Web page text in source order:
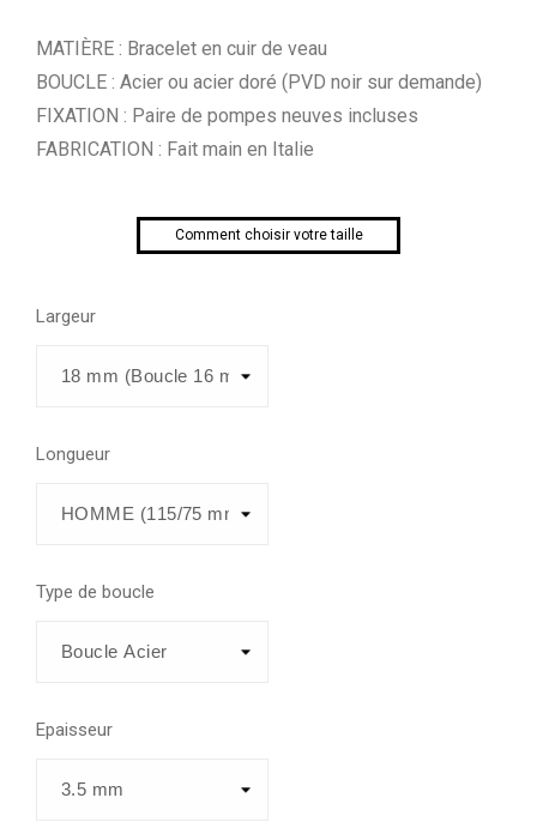
MATIÈRE : Bracelet en cuir de veau
BOUCLE : Acier ou acier doré (PVD noir sur demande)
FIXATION : Paire de pompes neuves incluses
FABRICATION : Fait main en Italie
Comment choisir votre taille
Largeur
Longueur
Type de boucle
Epaisseur